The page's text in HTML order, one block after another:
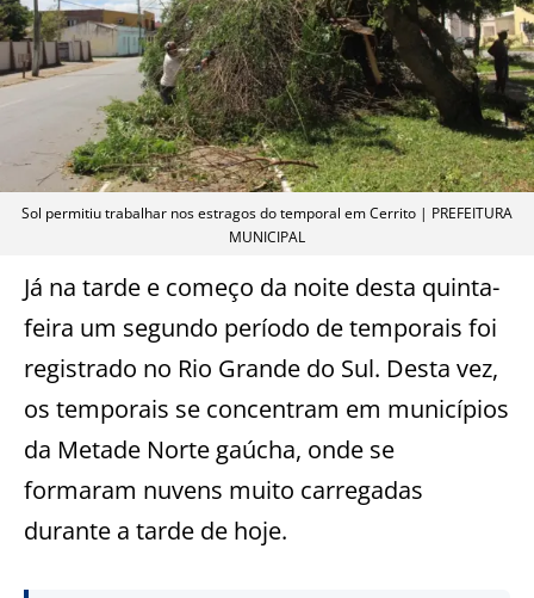
Sol permitiu trabalhar nos estragos do temporal em Cerrito | PREFEITURA
MUNICIPAL
Já na tarde e começo da noite desta quinta-
feira um segundo período de temporais foi
registrado no Rio Grande do Sul. Desta vez,
os temporais se concentram em municípios
da Metade Norte gaúcha, onde se
formaram nuvens muito carregadas
durante a tarde de hoje.